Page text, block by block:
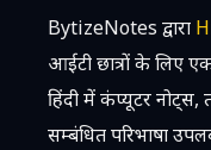
BytizeNotes द्वारा
आईटी छात्रों के लिए
हिंदी में कंप्यूटर
सम्बंधित परिभाषा